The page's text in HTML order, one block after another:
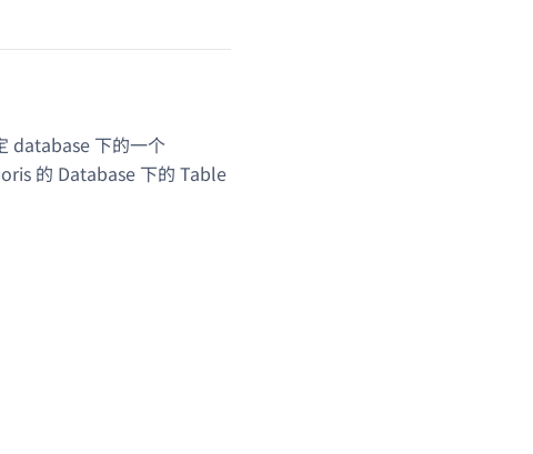
database 下的一个
的 Database 下的 Table